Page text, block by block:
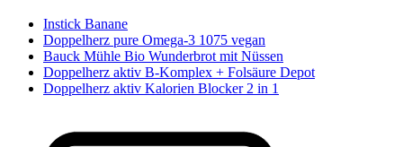
Instick Banane
Doppelherz pure Omega-3 1075 vegan
Bauck Mühle Bio Wunderbrot mit Nüssen
Doppelherz aktiv B-Komplex + Folsäure Depot
Doppelherz aktiv Kalorien Blocker 2 in 1